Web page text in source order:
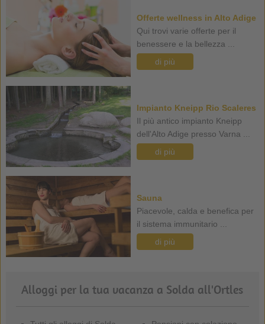
Offerte wellness in Alto Adige
Qui trovi varie offerte per il
benessere e la bellezza ...
di più
Impianto Kneipp Rio Scaleres
Il più antico impianto Kneipp
dell'Alto Adige presso Varna ...
di più
Sauna
Piacevole, calda e benefica per
il sistema immunitario ...
di più
Alloggi per la tua vacanza a Solda all'Ortles